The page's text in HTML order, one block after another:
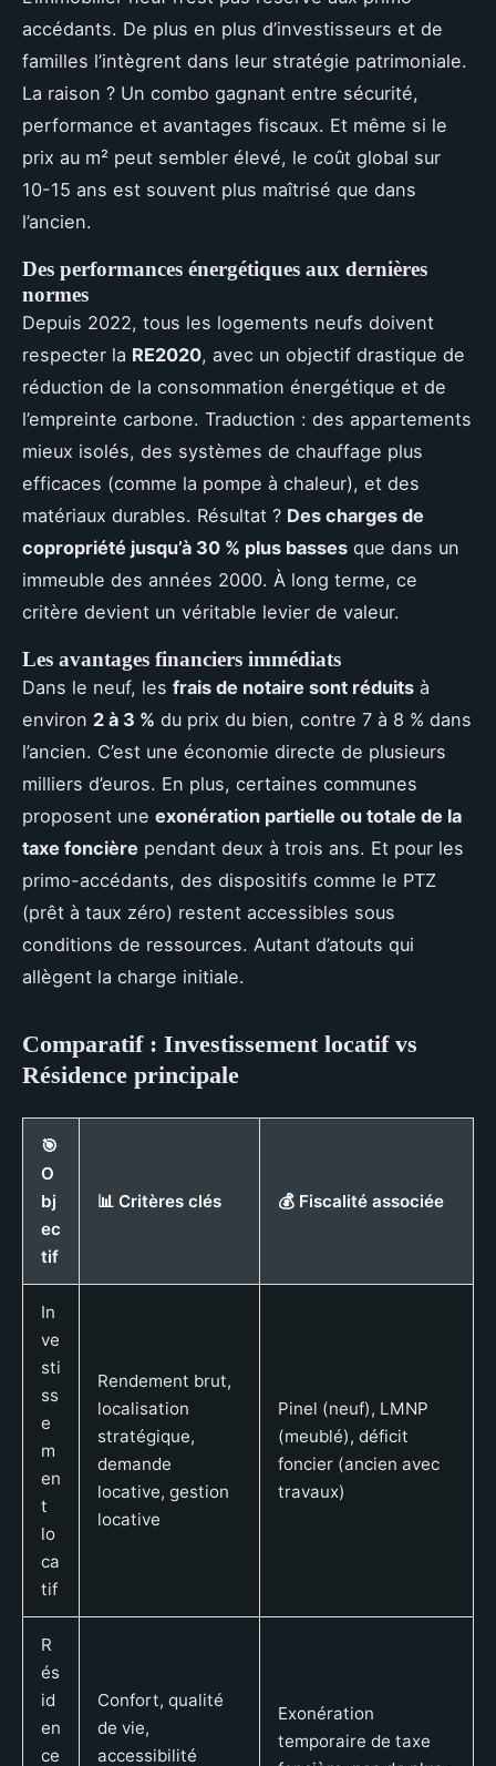
accédants. De plus en plus d’investisseurs et de
familles l’intègrent dans leur stratégie patrimoniale.
La raison ? Un combo gagnant entre sécurité,
performance et avantages fiscaux. Et même si le
prix au m² peut sembler élevé, le coût global sur
10-15 ans est souvent plus maîtrisé que dans
l’ancien.
Des performances énergétiques aux dernières
normes
Depuis 2022, tous les logements neufs doivent
respecter la RE2020, avec un objectif drastique de
réduction de la consommation énergétique et de
l’empreinte carbone. Traduction : des appartements
mieux isolés, des systèmes de chauffage plus
efficaces (comme la pompe à chaleur), et des
matériaux durables. Résultat ? Des charges de
copropriété jusqu’à 30 % plus basses que dans un
immeuble des années 2000. À long terme, ce
critère devient un véritable levier de valeur.
Les avantages financiers immédiats
Dans le neuf, les frais de notaire sont réduits à
environ 2 à 3 % du prix du bien, contre 7 à 8 % dans
l’ancien. C’est une économie directe de plusieurs
milliers d’euros. En plus, certaines communes
proposent une exonération partielle ou totale de la
taxe foncière pendant deux à trois ans. Et pour les
primo-accédants, des dispositifs comme le PTZ
(prêt à taux zéro) restent accessibles sous
conditions de ressources. Autant d’atouts qui
allègent la charge initiale.
Comparatif : Investissement locatif vs
Résidence principale
🎯
O
bj
ec
tif
📊 Critères clés 💰 Fiscalité associée
In
ve
sti
ss
e
m
en
t
lo
ca
tif
Rendement brut,
localisation
stratégique,
demande
locative, gestion
locative
Pinel (neuf), LMNP
(meublé), déficit
foncier (ancien avec
travaux)
R
és
id
en
ce
Confort, qualité
de vie,
accessibilité
Exonération
temporaire de taxe